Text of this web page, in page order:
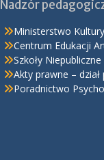
Nadzór
Ministerstwo
Centrum Edukacji
Szkoły Niepubliczne
Akty prawne – dział
Poradnictwo